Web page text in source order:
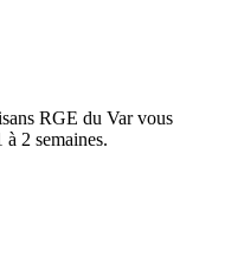
RGE du Var vous
2 semaines.